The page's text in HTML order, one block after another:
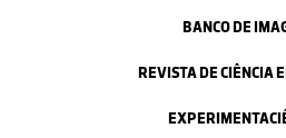
BANCO DE
REVISTA DE CIÊNCIA